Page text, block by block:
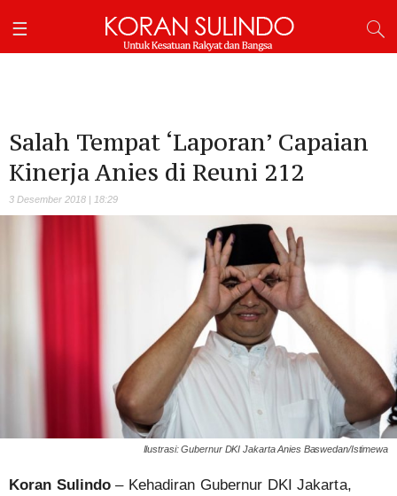
Salah Tempat ‘Laporan’ Capaian
Kinerja Anies di Reuni 212
3 Desember 2018 | 18:29
Ilustrasi: Gubernur DKI Jakarta Anies Baswedan/Istimewa
Koran Sulindo – Kehadiran Gubernur DKI Jakarta,